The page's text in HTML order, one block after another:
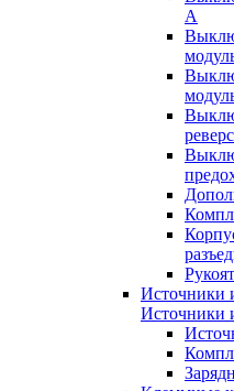
А
Источники
Источники